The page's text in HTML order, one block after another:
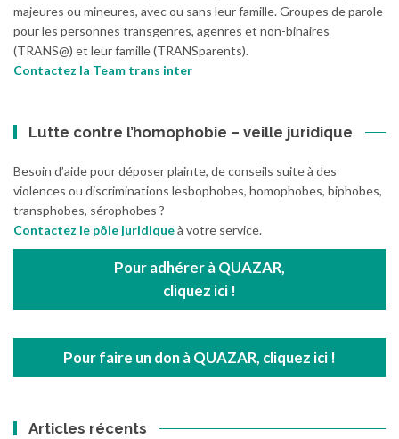
majeures ou mineures, avec ou sans leur famille. Groupes de parole
pour les personnes transgenres, agenres et non-binaires
(TRANS@) et leur famille (TRANSparents).
Contactez la Team trans inter
Lutte contre l’homophobie – veille juridique
Besoin d’aide pour déposer plainte, de conseils suite à des
violences ou discriminations lesbophobes, homophobes, biphobes,
transphobes, sérophobes ?
Contactez le pôle juridiqueà votre service.
Pour adhérer à QUAZAR,
cliquez ici !
Pour faire un don à QUAZAR, cliquez ici !
Articles récents